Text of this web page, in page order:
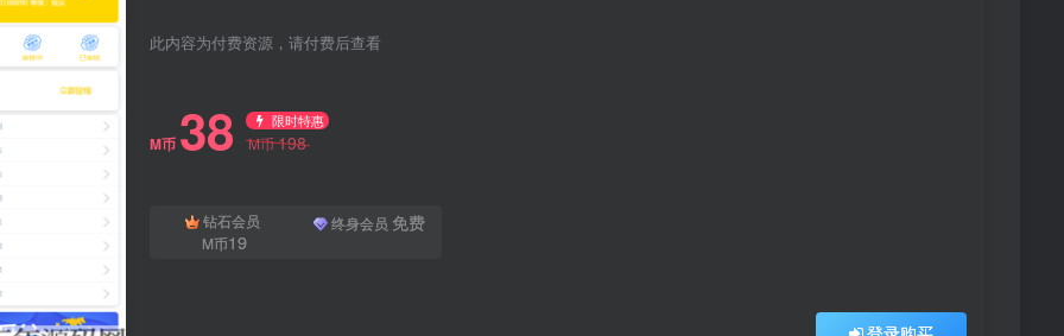
此内容为付费资源，请付费后查看
M币 38 限时特惠
M币198
钻石会员
M币19
终身会员 免费